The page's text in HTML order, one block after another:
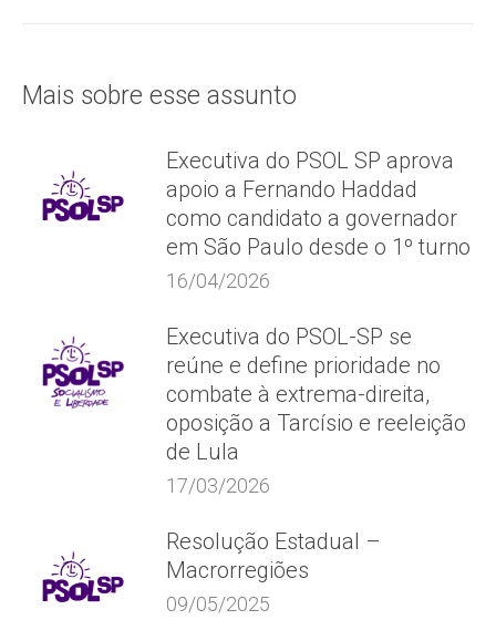
Mais sobre esse assunto
Executiva do PSOL SP aprova
apoio a Fernando Haddad
como candidato a governador
em São Paulo desde o 1º turno
16/04/2026
Executiva do PSOL-SP se
reúne e define prioridade no
combate à extrema-direita,
oposição a Tarcísio e reeleição
de Lula
17/03/2026
Resolução Estadual –
Macrorregiões
09/05/2025